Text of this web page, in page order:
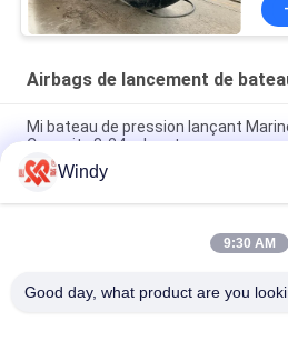
Airbags de lancement de
Mi bateau de pression lançant
Capacity 8-24m longtemps
Les airbags de lancement de
montent en ballon pour des
Airbag de lancement Marine Lifting
Windy
9:30 AM
Good day, what product are you